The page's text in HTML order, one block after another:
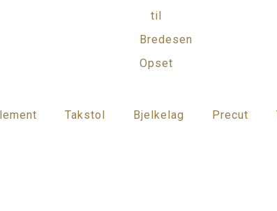
Takstol Bjelkelag Precut